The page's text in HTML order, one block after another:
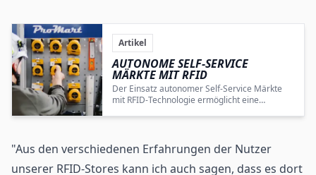
Artikel
AUTONOME SELF-SERVICE
MÄRKTE MIT RFID
Der Einsatz autonomer Self-Service Märkte
mit RFID-Technologie ermöglicht eine
"Aus den verschiedenen Erfahrungen der Nutzer
unserer RFID-Stores kann ich auch sagen, dass es dort